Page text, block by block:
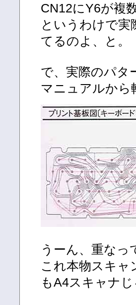
CN12にY6が複
というわけで
てるのよ、と。
で、実際のパタ
マニュアルから
うーん、重な
これ本物スキ
もA4スキャナ